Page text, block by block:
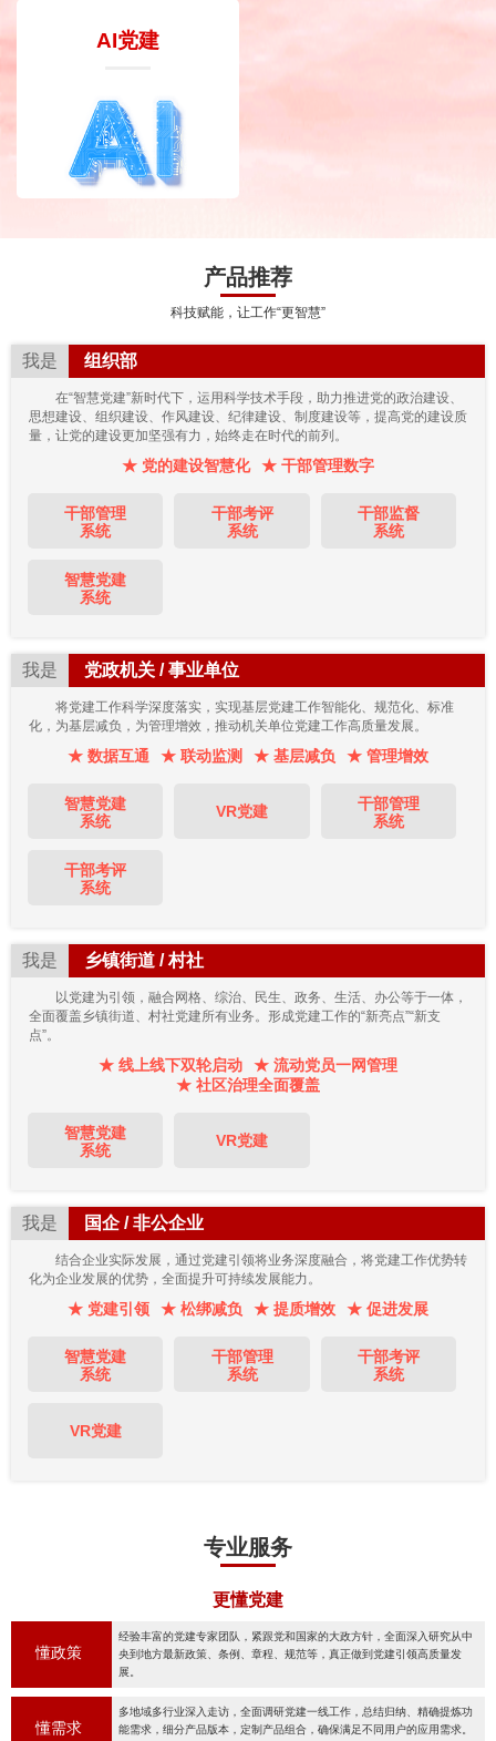
AI党建
产品推荐
科技赋能，让工作“更智慧”
我是 组织部
在“智慧党建”新时代下，运用科学技术手段，助力推进党的政治建设、
思想建设、组织建设、作风建设、纪律建设、制度建设等，提高党的建设质
量，让党的建设更加坚强有力，始终走在时代的前列。
★ 党的建设智慧化 ★ 干部管理数字
干部管理
系统
干部考评
系统
干部监督
系统
智慧党建
系统
我是 党政机关 / 事业单位
将党建工作科学深度落实，实现基层党建工作智能化、规范化、标准
化，为基层减负，为管理增效，推动机关单位党建工作高质量发展。
★ 数据互通 ★ 联动监测 ★ 基层减负 ★ 管理增效
智慧党建
系统
VR党建
干部管理
系统
干部考评
系统
我是 乡镇街道 / 村社
以党建为引领，融合网格、综治、民生、政务、生活、办公等于一体，
全面覆盖乡镇街道、村社党建所有业务。形成党建工作的“新亮点”“新支
点”。
★ 线上线下双轮启动
★ 流动党员一网管理
★ 社区治理全面覆盖
智慧党建
系统
VR党建
我是 国企 / 非公企业
结合企业实际发展，通过党建引领将业务深度融合，将党建工作优势转
化为企业发展的优势，全面提升可持续发展能力。
★ 党建引领 ★ 松绑减负 ★ 提质增效 ★ 促进发展
智慧党建
系统
干部管理
系统
干部考评
系统
VR党建
专业服务
更懂党建
懂政策
经验丰富的党建专家团队，紧跟党和国家的大政方针，全面深入研究从中
央到地方最新政策、条例、章程、规范等，真正做到党建引领高质量发
展。
懂需求
多地域多行业深入走访，全面调研党建一线工作，总结归纳、精确提炼功
能需求，细分产品版本，定制产品组合，确保满足不同用户的应用需求。